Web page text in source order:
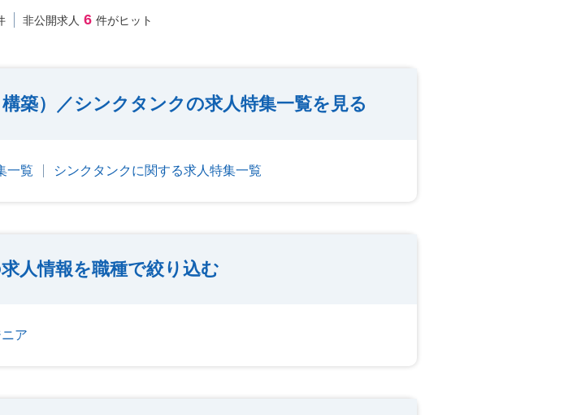
非公開求人 6 件がヒット
築）／シンクタンクの求人特集一覧を見る
一覧 シンクタンクに関する求人特集一覧
人情報を職種で絞り込む
ア